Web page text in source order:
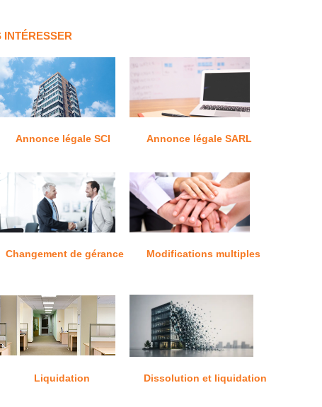
INTÉRESSER
Annonce légale SCI Annonce légale SARL
Changement de gérance Modifications multiples
Liquidation Dissolution et liquidation